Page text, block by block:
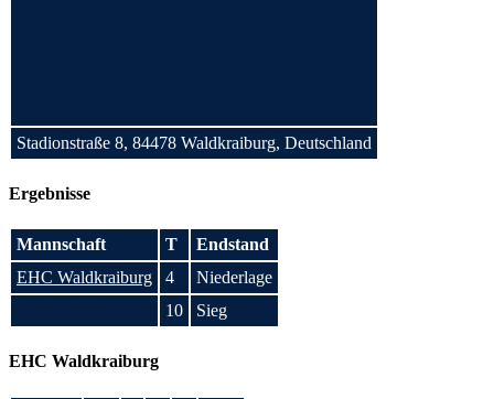
Stadionstraße 8, 84478 Waldkraiburg, Deutschland
Ergebnisse
Mannschaft T
Endstand
EHC Waldkraiburg
4
Niederlage
10
Sieg
EHC Waldkraiburg